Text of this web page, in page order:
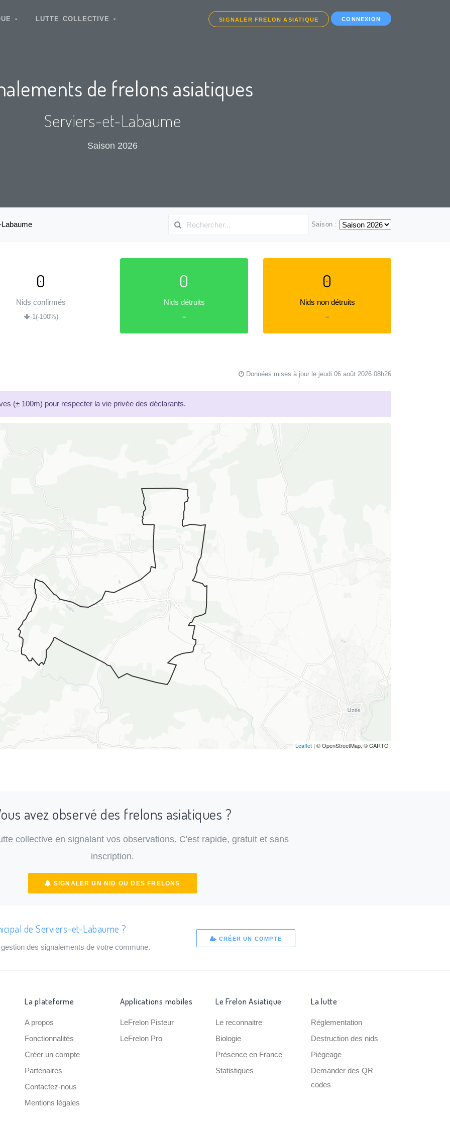
LUTTE COLLECTIVE SIGNALER FRELON ASIATIQUE CONNEXION
de frelons asiatiques
Serviers-et-Labaume
Saison 2026
Saison :
0
Nids confirmés
-1(-100%)
0
Nids détruits
=
0
Nids non détruits
=
Données mises à jour le jeudi 06 août 2026 08h26
(± 100m) pour respecter la vie privée des déclarants.
Leaflet | © OpenStreetMap, © CARTO
avez observé des frelons asiatiques ?
collective en signalant vos observations. C'est rapide, gratuit et sans
inscription.
SIGNALER UN NID OU DES FRELONS
de Serviers-et-Labaume ?
des signalements de votre commune.
CRÉER UN COMPTE
La plateforme
A propos
Fonctionnalités
Créer un compte
Partenaires
Contactez-nous
Mentions légales
Applications mobiles
LeFrelon Pisteur
LeFrelon Pro
Le Frelon Asiatique
Le reconnaitre
Biologie
Présence en France
Statistiques
La lutte
Réglementation
Destruction des nids
Piégeage
Demander des QR
codes